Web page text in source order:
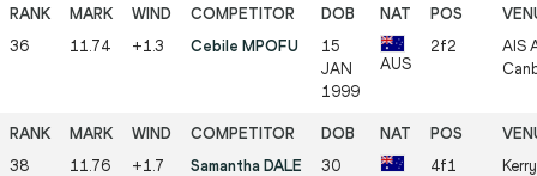
36 11.74 +1.3 Cebile MPOFU
15
JAN
1999
AUS
2f2
AIS
38 11.76 +1.7 Samantha DALE
30
4f1